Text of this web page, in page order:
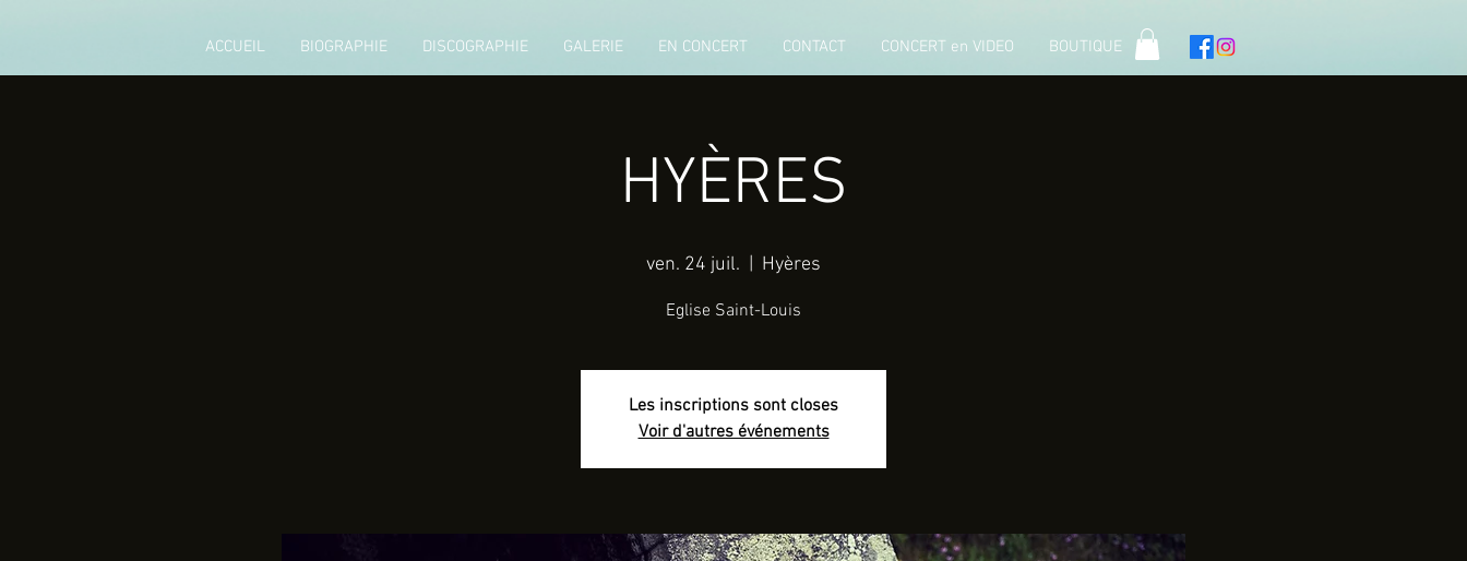
ACCUEIL BIOGRAPHIE DISCOGRAPHIE GALERIE EN CONCERT CONTACT CONCERT en VIDEO BOUTIQUE
HYÈRES
ven. 24 juil. Hyères
Eglise Saint-Louis
Les inscriptions sont closes
Voir d'autres événements